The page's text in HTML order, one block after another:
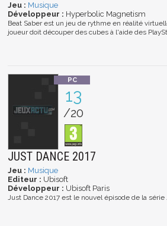
Jeu : Musique
Développeur : Hyperbolic Magnetism
Beat Saber est un jeu de rythme en réalité
joueur doit découper des cubes à l'aide des
13
/20
JUST DANCE 2017
Jeu : Musique
Editeur : Ubisoft
Développeur : Ubisoft Paris
Just Dance 2017 est le nouvel épisode de la série